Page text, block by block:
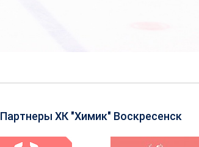
Партнеры ХК "Химик" Воскресенск